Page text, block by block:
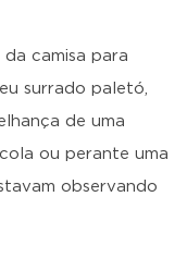
camisa para
surrado paletó,
de uma
ou perante uma
observando